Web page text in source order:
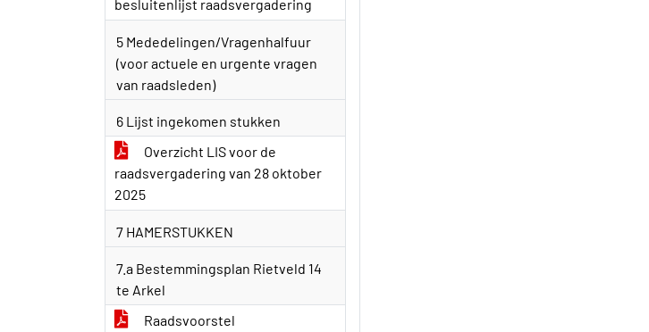
besluitenlijst raadsvergadering
5 Mededelingen/Vragenhalfuur
(voor actuele en urgente vragen
van raadsleden)
6 Lijst ingekomen stukken
Overzicht LIS voor de
raadsvergadering van 28 oktober
2025
7 HAMERSTUKKEN
7.a Bestemmingsplan Rietveld 14
te Arkel
Raadsvoorstel